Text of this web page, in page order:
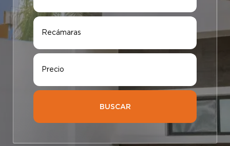
Elige tu ciudad
Recámaras
Precio
BUSCAR